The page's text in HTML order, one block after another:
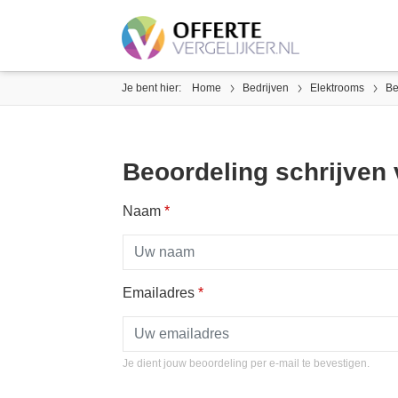
Je bent hier: Home Bedrijven Elektrooms
Beoordeling schrijven
Naam *
Emailadres *
Je dient jouw beoordeling per e-mail te bevestigen.